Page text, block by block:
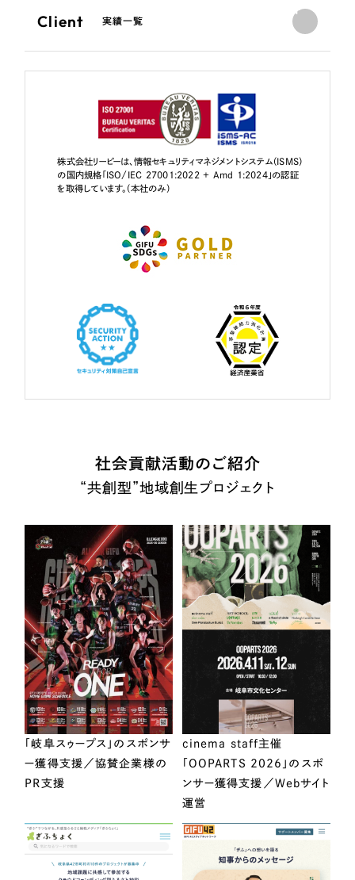
Client 実績一覧
株式会社リーピーは、情報セキュリティマネジメントシステム（ISMS）
の国内規格「ISO/IEC 27001:2022 + Amd 1:2024」の認証
を取得しています。（本社のみ）
社会貢献活動のご紹介
“共創型”地域創生プロジェクト
「岐阜スゥープス」のスポンサ
ー獲得支援／協賛企業様の
PR支援
cinema staff主催
「OOPARTS 2026」のスポ
ンサー獲得支援／Webサイト
運営